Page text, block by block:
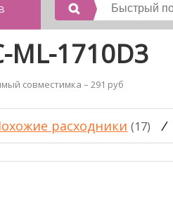
ML-1710D3
совместимка – 291 руб
расходники (17) /